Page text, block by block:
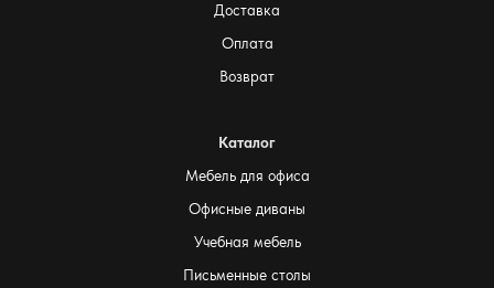
Доставка
Оплата
Возврат
Каталог
Мебель для офиса
Офисные диваны
Учебная мебель
Письменные столы